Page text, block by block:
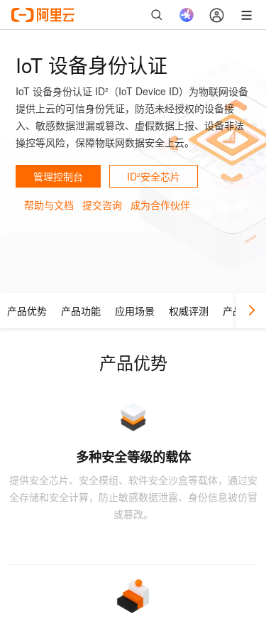
IoT 设备身份认证
IoT 设备身份认证 ID²（IoT Device ID）为物联网设备
提供上云的可信身份凭证，防范未经授权的设备接
入、敏感数据泄漏或篡改、虚假数据上报、设备非法
操控等风险，保障物联网数据安全上云。
管理控制台
ID²安全芯片
帮助与文档
提交咨询 成为合作伙伴
产品优势 产品功能 应用场景 权威评测 产品规格
产品优势
多种安全等级的载体
提供安全芯片、安全模组、软件安全沙盒等载体，通过安
全存储和安全计算，防止敏感数据泄露、身份信息被仿冒
或篡改。